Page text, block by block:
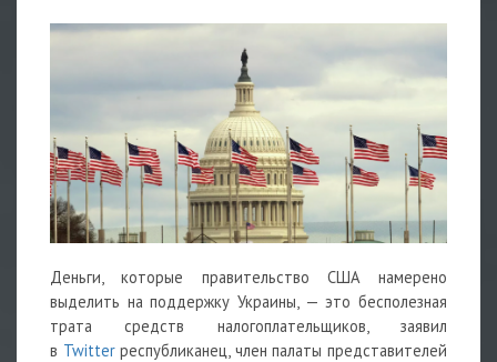
Деньги, которые правительство США намерено
выделить на поддержку Украины, — это бесполезная
трата средств налогоплательщиков, заявил
в Twitter республиканец, член палаты представителей